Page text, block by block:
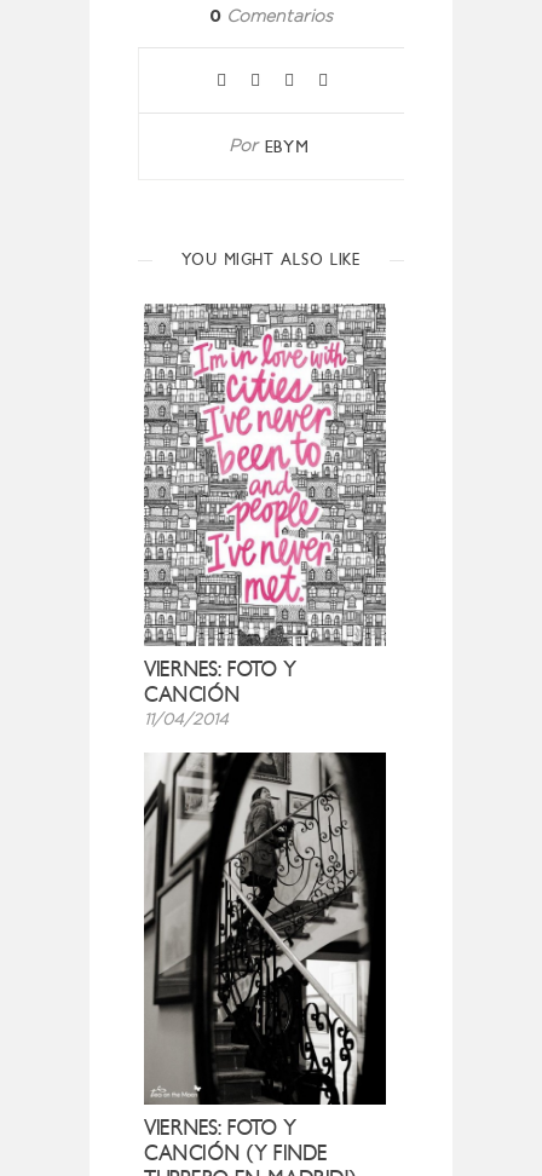
0 Comentarios
Por EBYM
YOU MIGHT ALSO LIKE
VIERNES: FOTO Y
CANCIÓN
11/04/2014
VIERNES: FOTO Y
CANCIÓN (Y FINDE